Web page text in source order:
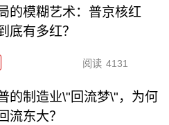
的模糊艺术：普京核红
底有多红？
阅读 4131
的制造业\"回流梦\"，为何
流东大？